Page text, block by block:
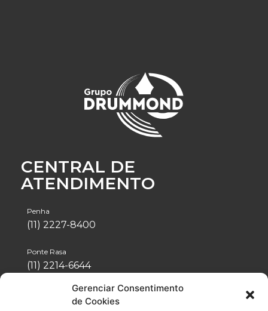
Gerenciar Consentimento
de Cookies
CENTRAL DE
ATENDIMENTO
Penha
(11) 2227-8400
Ponte Rasa
(11) 2214-6644
(11) 2942-1488